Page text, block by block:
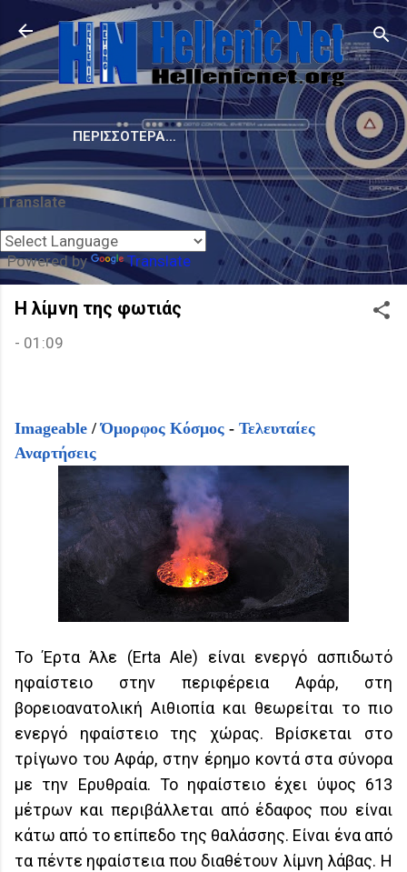
Μετάβαση στο κύριο περιεχόμενο
ΠΕΡΙΣΣΌΤΕΡΑ…
Translate
Powered by Translate
Η λίμνη της φωτιάς
- 01:09
Imageable /Όμορφος Κόσμος - Τελευταίες
Αναρτήσεις
To Έρτα Άλε (Erta Ale) είναι ενεργό ασπιδωτό
ηφαίστειο στην περιφέρεια Αφάρ, στη
βορειοανατολική Αιθιοπία και θεωρείται το πιο
ενεργό ηφαίστειο της χώρας. Βρίσκεται στο
τρίγωνο του Αφάρ, στην έρημο κοντά στα σύνορα
με την Ερυθραία. Το ηφαίστειο έχει ύψος 613
μέτρων και περιβάλλεται από έδαφος που είναι
κάτω από το επίπεδο της θαλάσσης. Είναι ένα από
τα πέντε ηφαίστεια που διαθέτουν λίμνη λάβας. Η